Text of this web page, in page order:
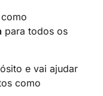
para todos os
e vai ajudar
como